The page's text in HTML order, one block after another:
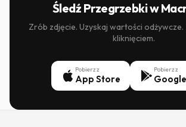
Śledź Przegrzebki w
Zrób zdjęcie. Uzyskaj wartości odżywcze.
kliknięciem.
Pobierz z
App Store
Pobierz z